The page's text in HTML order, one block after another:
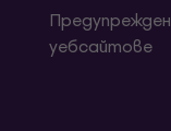
уебсайтове